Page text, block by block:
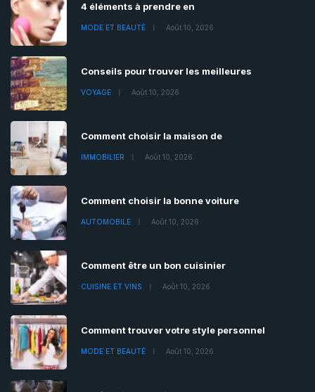
4 éléments à prendre en
MODE ET BEAUTÉ Août 10, 2026
Conseils pour trouver les meilleures
VOYAGE Août 10, 2026
Comment choisir la maison de
IMMOBILIER Août 10, 2026
Comment choisir la bonne voiture
AUTOMOBILE Août 10, 2026
Comment être un bon cuisinier
CUISINE ET VINS Août 10, 2026
Comment trouver votre style personnel
MODE ET BEAUTÉ Août 10, 2026